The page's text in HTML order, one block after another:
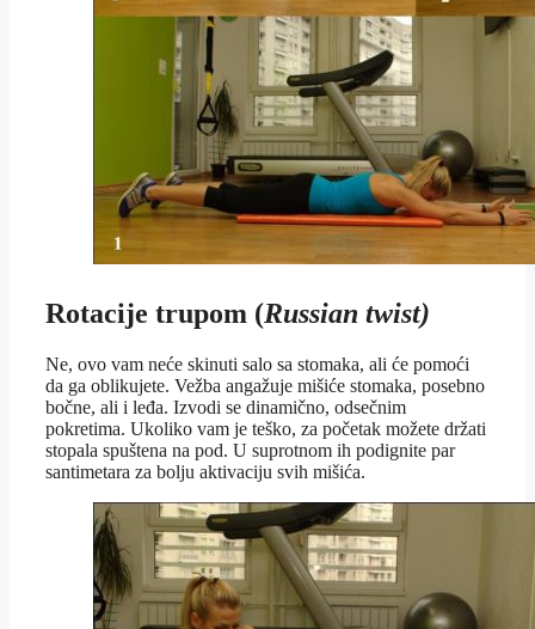
Rotacije trupom (Russian twist)
Ne, ovo vam neće skinuti salo sa stomaka, ali će pomoći
da ga oblikujete. Vežba angažuje mišiće stomaka, posebno
bočne, ali i leđa. Izvodi se dinamično, odsečnim
pokretima. Ukoliko vam je teško, za početak možete držati
stopala spuštena na pod. U suprotnom ih podignite par
santimetara za bolju aktivaciju svih mišića.